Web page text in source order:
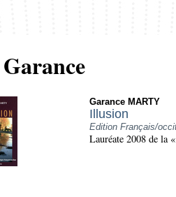
Garance MARTY
Illusion
Edition Français/
Lauréate 2008 de la